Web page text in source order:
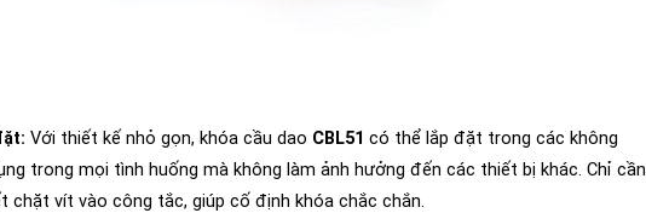
Với thiết kế nhỏ gọn, khóa cầu dao CBL51 có thể lắp đặt trong các không
trong mọi tình huống mà không làm ảnh hưởng đến các thiết bị khác. Chỉ cần
vít vào công tắc, giúp cố định khóa chắc chắn.